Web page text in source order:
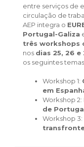
entre serviços de
circulação de
AEP integra o
Portugal-Galiza
três workshops
nos dias 25, 26
os seguintes
Workshop 1:
em
Workshop 2:
de
Workshop 3: